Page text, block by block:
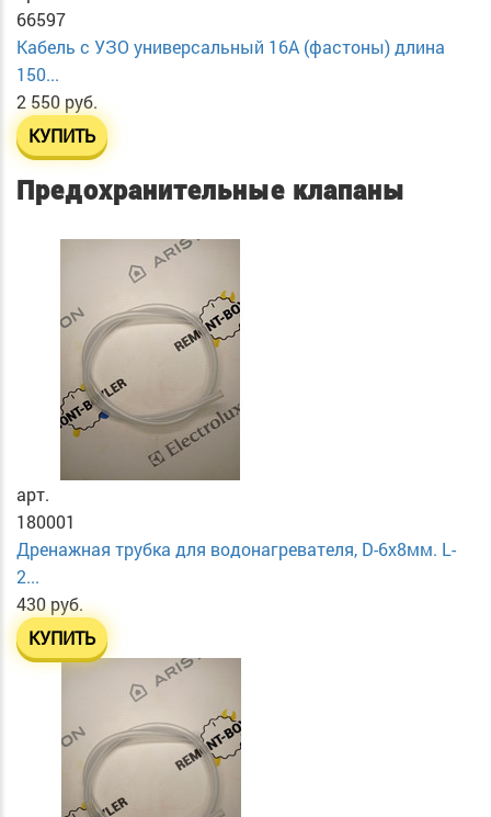
66597
Кабель с УЗО универсальный 16А (фастоны) длина
150...
2 550 руб.
КУПИТЬ
Предохранительные клапаны
арт.
180001
Дренажная трубка для водонагревателя, D-6х8мм. L-
2...
430 руб.
КУПИТЬ